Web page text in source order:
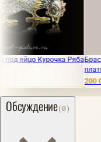
Курочка РябаБраслет с
платина
200 000₽
Обсуждение(0)